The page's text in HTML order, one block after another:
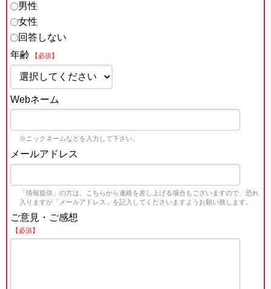
男性
女性
回答しない
年齢
【必須】
Webネーム
※ニックネームなどを入力して下さい。
メールアドレス
「情報提供」の方は、こちらから連絡を差し上げる場合もございますので、恐れ
入りますが「メールアドレス」を記入してくださいますようお願い致します。
ご意見・ご感想
【必須】